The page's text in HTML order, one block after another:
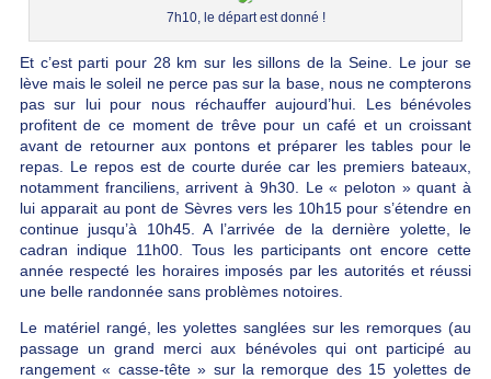
7h10, le départ est donné !
Et c’est parti pour 28 km sur les sillons de la Seine. Le jour se
lève mais le soleil ne perce pas sur la base, nous ne compterons
pas sur lui pour nous réchauffer aujourd’hui. Les bénévoles
profitent de ce moment de trêve pour un café et un croissant
avant de retourner aux pontons et préparer les tables pour le
repas. Le repos est de courte durée car les premiers bateaux,
notamment franciliens, arrivent à 9h30. Le « peloton » quant à
lui apparait au pont de Sèvres vers les 10h15 pour s’étendre en
continue jusqu’à 10h45. A l’arrivée de la dernière yolette, le
cadran indique 11h00. Tous les participants ont encore cette
année respecté les horaires imposés par les autorités et réussi
une belle randonnée sans problèmes notoires.
Le matériel rangé, les yolettes sanglées sur les remorques (au
passage un grand merci aux bénévoles qui ont participé au
rangement « casse-tête » sur la remorque des 15 yolettes de